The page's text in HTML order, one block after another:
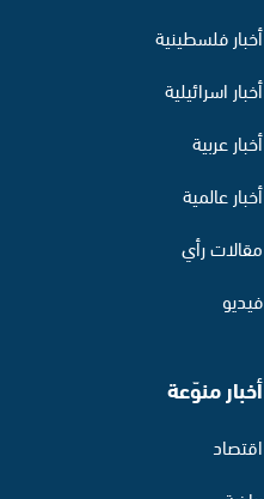
أخبار فلسطينية
أخبار اسرائيلية
أخبار عربية
أخبار عالمية
مقالات رأي
فيديو
أخبار منوّعة
اقتصاد